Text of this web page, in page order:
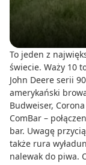
To jeden z
świecie. Waży 10
John Deere serii
amerykański
Budweiser,
ComBar –
bar. Uwagę
także rura
nalewak do piwa.